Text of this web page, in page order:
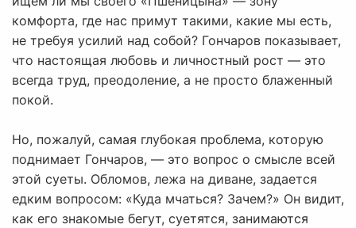
комфорта, где нас примут такими, какие мы есть,
не требуя усилий над собой? Гончаров показывает,
что настоящая любовь и личностный рост — это
всегда труд, преодоление, а не просто блаженный
покой.
Но, пожалуй, самая глубокая проблема, которую
поднимает Гончаров, — это вопрос о смысле всей
этой суеты. Обломов, лежа на диване, задается
едким вопросом: «Куда мчаться? Зачем?» Он видит,
как его знакомые бегут, суетятся, занимаются